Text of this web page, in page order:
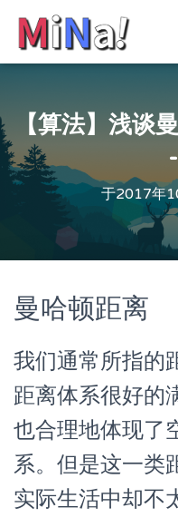
【算法】浅谈
于2017年
曼哈顿距离
我们通常所指的
距离体系很好的
也合理地体现了
系。但是这一类
实际生活中却不